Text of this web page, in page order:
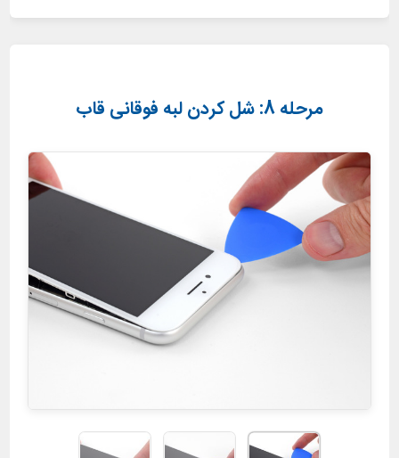
مرحله 8: شل کردن لبه فوقانی قاب